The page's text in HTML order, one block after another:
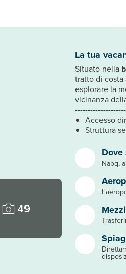
49
Nabq,
La tua
Situato nella
tratto di
esplorare la
vicinanza
Accesso
Struttura